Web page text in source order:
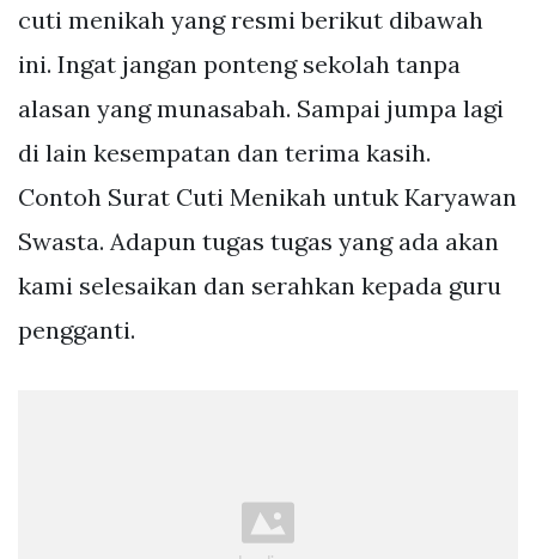
cuti menikah yang resmi berikut dibawah
ini. Ingat jangan ponteng sekolah tanpa
alasan yang munasabah. Sampai jumpa lagi
di lain kesempatan dan terima kasih.
Contoh Surat Cuti Menikah untuk Karyawan
Swasta. Adapun tugas tugas yang ada akan
kami selesaikan dan serahkan kepada guru
pengganti.